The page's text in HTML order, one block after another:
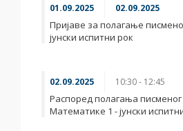
01.09.2025 02.09.2025
Пријаве за полагање
јунски испитни рок
02.09.2025 10:30 - 12:45
Распоред полагања писменог
Математике 1 - јунски